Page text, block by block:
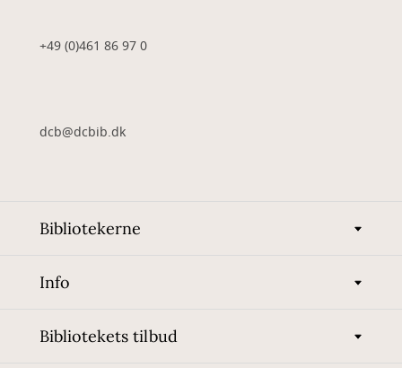
+49 (0)461 86 97 0
dcb@dcbib.dk
Bibliotekerne
Info
Bibliotekets tilbud